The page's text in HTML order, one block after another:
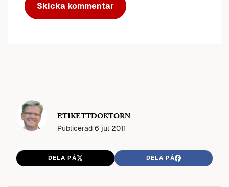
ETIKETTDOKTORN
Publicerad 6 jul 2011
DELA PÅ DELA PÅ